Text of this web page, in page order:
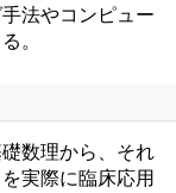
法やコンピュー
。
数理から、それ
実際に臨床応用